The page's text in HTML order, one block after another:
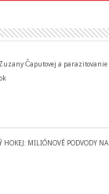
Čaputovej a
HOKEJ: MILIÓNOVÉ PODVODY